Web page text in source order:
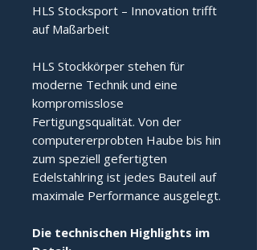
HLS Stocksport – Innovation trifft
auf Maßarbeit
HLS Stockkörper stehen für
moderne Technik und eine
kompromisslose
Fertigungsqualität. Von der
computererprobten Haube bis hin
zum speziell gefertigten
Edelstahlring ist jedes Bauteil auf
maximale Performance ausgelegt.
Die technischen Highlights im